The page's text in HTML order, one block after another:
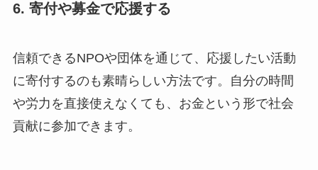
6. 寄付や募金で応援する
信頼できるNPOや団体を通じて、応援したい活動
に寄付するのも素晴らしい方法です。自分の時間
や労力を直接使えなくても、お金という形で社会
貢献に参加できます。